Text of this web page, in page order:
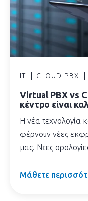
IT CLOUD PBX
Virtual PBX vs
κέντρο είναι
Η νέα τεχνολογία
φέρνουν νέες
μας. Νέες
Μάθετε